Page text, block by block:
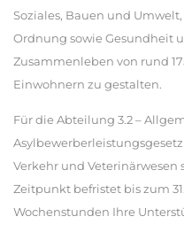
Soziales, Bauen und
Ordnung sowie Gesundheit
Zusammenleben von rund
Einwohnern zu gestalten.
Für die Abteilung 3.2 –
Verkehr und
Zeitpunkt befristet bis zum
Wochenstunden Ihre